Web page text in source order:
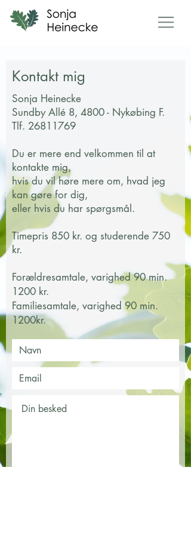
Kontakt mig
Sonja Heinecke
Sundby Allé 8, 4800 - Nykøbing F.
Tlf. 26811769
Du er mere end velkommen til at
kontakte mig,
hvis du vil høre mere om, hvad jeg
kan gøre for dig,
eller hvis du har spørgsmål.
Timepris 850 kr. og studerende 750
kr.
Forældresamtale, varighed 90 min.
1200 kr.
Familiesamtale, varighed 90 min.
1200kr.